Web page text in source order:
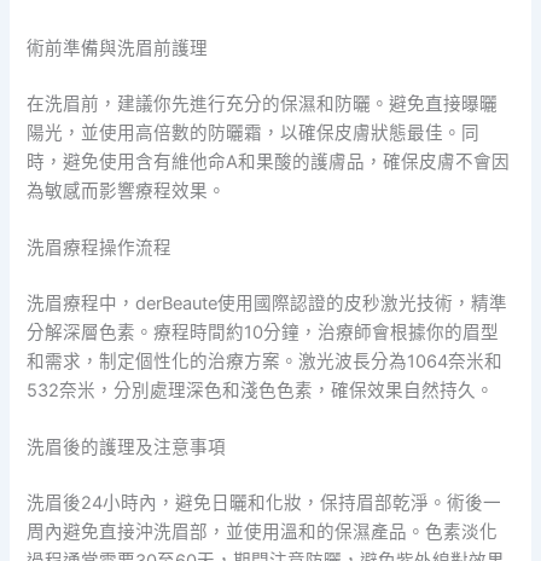
術前準備與洗眉前護理
在洗眉前，建議你先進行充分的保濕和防曬。避免直接曝曬
陽光，並使用高倍數的防曬霜，以確保皮膚狀態最佳。同
時，避免使用含有維他命A和果酸的護膚品，確保皮膚不會因
為敏感而影響療程效果。
洗眉療程操作流程
洗眉療程中，derBeaute使用國際認證的皮秒激光技術，精準
分解深層色素。療程時間約10分鐘，治療師會根據你的眉型
和需求，制定個性化的治療方案。激光波長分為1064奈米和
532奈米，分別處理深色和淺色色素，確保效果自然持久。
洗眉後的護理及注意事項
洗眉後24小時內，避免日曬和化妝，保持眉部乾淨。術後一
周內避免直接沖洗眉部，並使用溫和的保濕產品。色素淡化